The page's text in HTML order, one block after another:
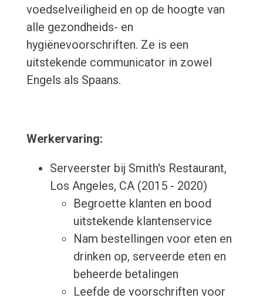
voedselveiligheid en op de hoogte van
alle gezondheids- en
hygiënevoorschriften. Ze is een
uitstekende communicator in zowel
Engels als Spaans.
Werkervaring:
Serveerster bij Smith's Restaurant,
Los Angeles, CA (2015 - 2020)
Begroette klanten en bood
uitstekende klantenservice
Nam bestellingen voor eten en
drinken op, serveerde eten en
beheerde betalingen
Leefde de voorschriften voor